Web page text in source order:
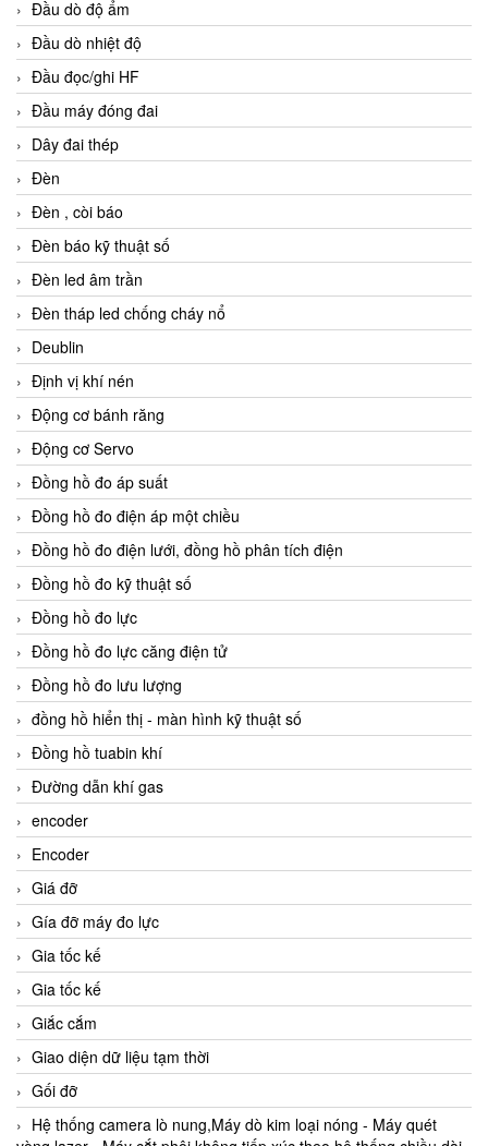
Đầu dò độ ẩm
Đầu dò nhiệt độ
Đầu đọc/ghi HF
Đầu máy đóng đai
Dây đai thép
Đèn
Đèn , còi báo
Đèn báo kỹ thuật số
Đèn led âm trần
Đèn tháp led chống cháy nổ
Deublin
Định vị khí nén
Động cơ bánh răng
Động cơ Servo
Đồng hồ đo áp suất
Đồng hồ đo điện áp một chiều
Đồng hồ đo điện lưới, đồng hồ phân tích điện
Đồng hồ đo kỹ thuật số
Đồng hồ đo lực
Đồng hồ đo lực căng điện tử
Đồng hồ đo lưu lượng
đồng hồ hiển thị - màn hình kỹ thuật số
Đồng hồ tuabin khí
Đường dẫn khí gas
encoder
Encoder
Giá đỡ
Gía đỡ máy đo lực
Gia tốc kế
Gia tốc kế
Giắc cắm
Giao diện dữ liệu tạm thời
Gối đỡ
Hệ thống camera lò nung,Máy dò kim loại nóng - Máy quét